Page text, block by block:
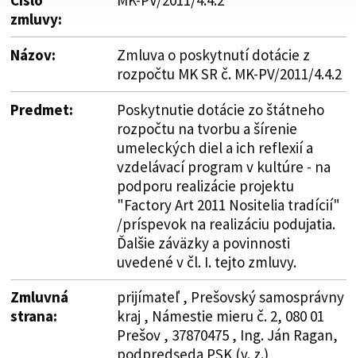
zmluvy:
Názov:
Zmluva o poskytnutí dotácie z
rozpočtu MK SR č. MK-PV/2011/4.4.2
Predmet:
Poskytnutie dotácie zo štátneho
rozpočtu na tvorbu a šírenie
umeleckých diel a ich reflexií a
vzdelávací program v kultúre - na
podporu realizácie projektu
"Factory Art 2011 Nositelia tradícií"
/príspevok na realizáciu podujatia.
Ďalšie záväzky a povinnosti
uvedené v čl. I. tejto zmluvy.
Zmluvná
strana:
prijímateľ , Prešovský samosprávny
kraj , Námestie mieru č. 2, 080 01
Prešov , 37870475 , Ing. Ján Ragan,
podpredseda PSK (v. z.)